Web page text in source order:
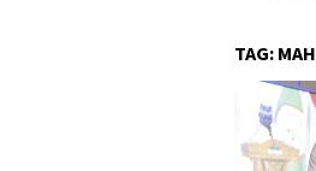
TAG: